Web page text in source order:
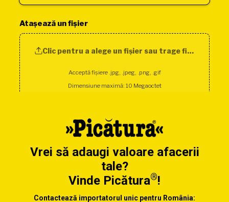
Vrei să adaugi valoare afacerii
tale?
Vinde Picătura®!
Contactează importatorul unic pentru România: